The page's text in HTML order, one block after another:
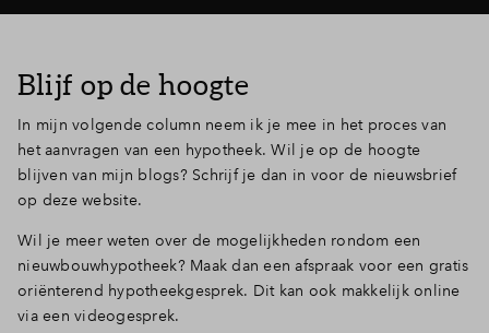
Blijf op de hoogte
In mijn volgende column neem ik je mee in het proces van
het aanvragen van een hypotheek. Wil je op de hoogte
blijven van mijn blogs? Schrijf je dan in voor de nieuwsbrief
op deze website.
Wil je meer weten over de mogelijkheden rondom een
nieuwbouwhypotheek? Maak dan een afspraak voor een gratis
oriënterend hypotheekgesprek. Dit kan ook makkelijk online
via een videogesprek.